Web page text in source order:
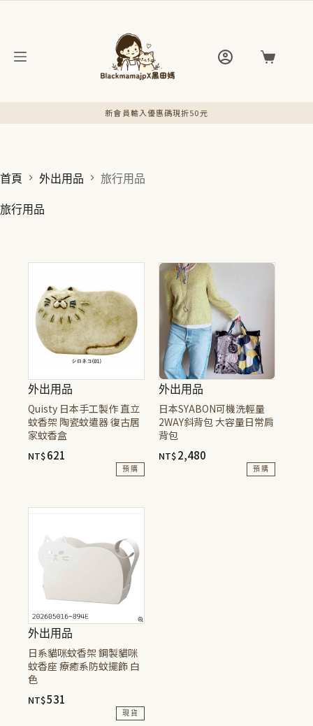
購
新會員輸入優惠碼現折50元
官網現貨48小時內快速出貨
首頁 外出用品 旅行用品
旅行用品
外出用品
Quisty 日本手工製作 直立
蚊香架 陶瓷蚊遣器 復古居
家蚊香盒
NT$621
預購
產
可
在
產
品
外出用品
日本SYABON可機洗輕量
2WAY斜背包 大容量日常肩
背包
NT$2,480
預購
外出用品
日系貓咪蚊香架 鋼製貓咪
蚊香座 療癒系防蚊擺飾 白
色
NT$531
現貨